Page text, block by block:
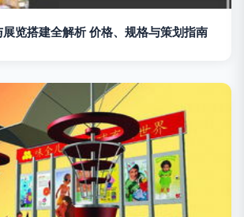
览搭建全解析 价格、规格与策划指南